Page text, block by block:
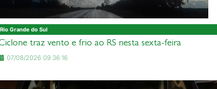
Rio Grande do Sul
traz vento e frio ao RS nesta sexta-feira
07/08/2026 09:36:16